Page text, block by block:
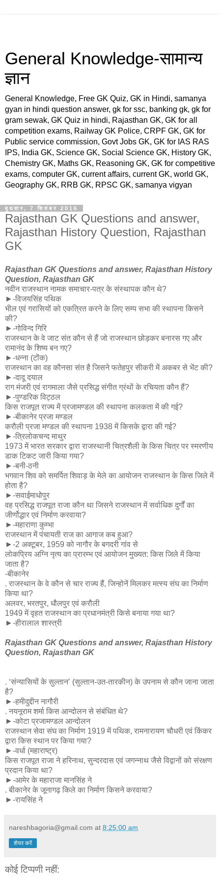
General Knowledge-सामान्य
ज्ञान
General Knowledge, Free GK Quiz, GK in Hindi, samanya
gyan in hindi question answer, gk for ssc, banking gk, gk for
gram sewak, GK Quiz in hindi, Rajasthan GK, GK for all
competition exams, Railway GK Police, CRPF GK, GK for
Public service commission, Govt Jobs GK, GK for IAS RAS
IPS, India GK, Science GK, Social Science GK, History GK,
Chemistry GK, Maths GK, Reasoning GK, GK for competitive
exams, computer GK, current affairs, current GK, world GK,
Geography GK, RRB GK, RPSC GK, samanya vigyan
बुधवार, 7 सितंबर 2016
Rajasthan GK Questions and answer,
Rajasthan History Question, Rajasthan
GK
Rajasthan GK Questions and answer, Rajasthan History
Question, Rajasthan GK
नवीन राजस्थान नामक समाचार-पत्र के संस्थापक कौन थे?
►-विजयसिंह पथिक
भील एवं गरासियों को एकत्रित करने के लिए सम्प सभा की स्थापना किसने
की?
►-गोविन्द गिरि
राजस्थान के वे जाट संत कौन से हैं जो राजस्थान छोड़कर बनारस गए और
रामानंद के शिष्य बन गए?
►-धन्ना (टोंक)
राजस्थान का वह कौनसा संत है जिसने फतेहपुर सीकरी में अकबर से भेंट की?
►-दादू दयाल
राग मंजरी एवं रागमाला जैसे प्रसिद्ध संगीत ग्रंथों के रचियता कौन हैं?
►-पुण्डरिक विट्ठल
किस राजपूत राज्य में प्रजामण्डल की स्थापना कलकता में की गई?
►-बीकानेर प्रजा मण्डल
करौली प्रजा मण्डल की स्थापना 1938 में किसके द्वारा की गई?
►-त्रिलोकचन्द माथुर
1973 में भारत सरकार द्वारा राजस्थानी चित्रशैली के किस चित्र पर स्मरणीय
डाक टिकट जारी किया गया?
►-बनी-ठनी
भगवान शिव को समर्पित शिवाड़ के मेले का आयोजन राजस्थान के किस जिले में
होता है?
►-सवाईमाधोपुर
वह प्रसिद्ध राजपूत राजा कौन था जिसने राजस्थान में सर्वाधिक दुर्गों का
जीर्णोद्धार एवं निर्माण करवाया?
►-महाराणा कुम्भा
राजस्थान में पंचायती राज का आगाज कब हुआ?
►-2 अक्टूबर, 1959 को नागौर के बगदरी गांव से
लोकप्रिय अग्नि नृत्य का प्रारम्भ एवं आयोजन मुख्यत: किस जिले में किया
जाता है?
-बीकानेर
. राजस्थान के वे कौन से चार राज्य हैं, जिन्होनें मिलकर मत्स्य संघ का निर्माण
किया था?
अलवर, भरतपुर, धौलपुर एवं करौली
1949 में वृहत राजस्थान का प्रधानमंत्री किसे बनाया गया था?
►-हीरालाल शास्त्री
Rajasthan GK Questions and answer, Rajasthan History
Question, Rajasthan GK
. ‘संन्यासियों के सुल्तान’ (सुल्तान-उत-तारकीन) के उपनाम से कौन जाना जाता
है?
►-हमीदुद्दीन नागौरी
. नयनूराम शर्मा किस आन्दोलन से संबंधित थे?
►-कोटा प्रजामण्डल आन्दोलन
राजस्थान सेवा संघ का निर्माण 1919 में पथिक, रामनारायण चौधरी एवं किंकर
द्वारा किस स्थान पर किया गया?
►-वर्धा (महाराष्ट्र)
किस राजपूत राजा ने हरिनाथ, सुन्दरदास एवं जगन्नाथ जैसे विद्वानों को संरक्षण
प्रदान किया था?
►-आमेर के महाराजा मानसिंह ने
. बीकानेर के जूनागढ़ किले का निर्माण किसने करवाया?
►-रायसिंह ने
nareshbagoria@gmail.com at 8:25:00 am
शेयर करें
कोई टिप्पणी नहीं: